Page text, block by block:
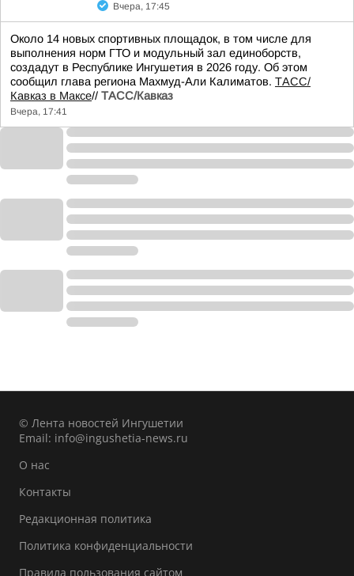
Вчера, 17:45
Около 14 новых спортивных площадок, в том числе для
выполнения норм ГТО и модульный зал единоборств,
создадут в Республике Ингушетия в 2026 году. Об этом
сообщил глава региона Махмуд-Али Калиматов. ТАСС/
Кавказ в Максе// ТАСС/Кавказ
Вчера, 17:41
© Лента новостей Ингушетии
Email: info@ingushetia-news.ru
О нас
Контакты
Редакционная политика
Политика конфиденциальности
Правила пользования сайтом